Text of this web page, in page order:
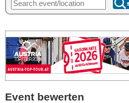
Event bewerten